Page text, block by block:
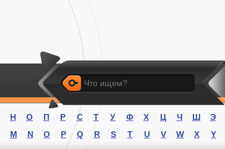
Искать
Н О П Р С Т У Ф Х Ц Ч Ш Э
M N O P Q R S T U V W X Y